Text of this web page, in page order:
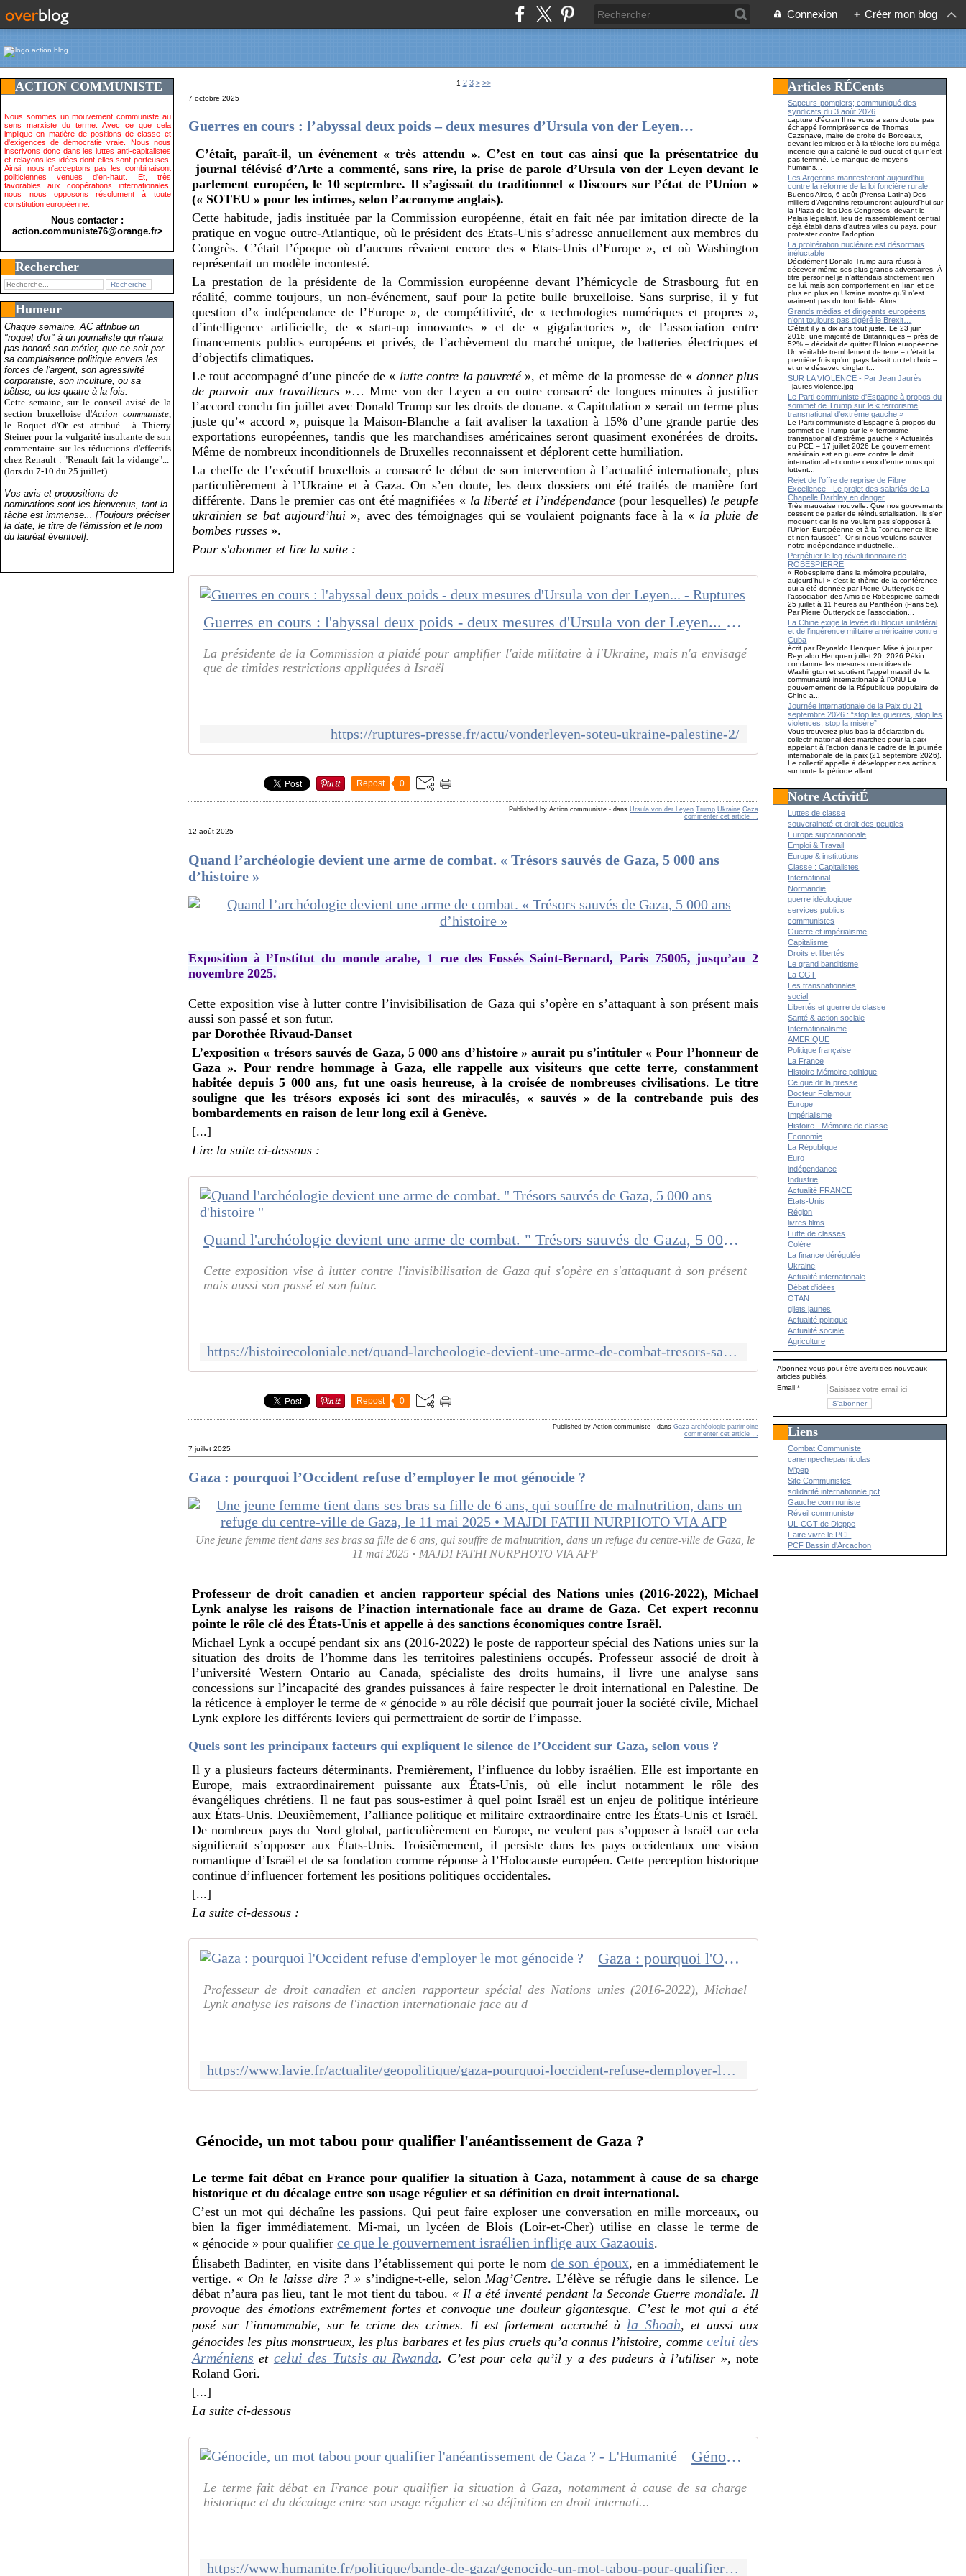
Connexion + Créer mon blog
ACTION COMMUNISTE
Nous sommes un mouvement communiste au
sens marxiste du terme. Avec ce que cela
implique en matière de positions de classe et
d'exigences de démocratie vraie. Nous nous
inscrivons donc dans les luttes anti-capitalistes
et relayons les idées dont elles sont porteuses.
Ainsi, nous n'acceptons pas les combinaisont
politiciennes venues d'en-haut. Et, très
favorables aux coopérations internationales,
nous nous opposons résolument à toute
constitution européenne.
Nous contacter :
action.communiste76@orange.fr>
Rechercher
Humeur
Chaque semaine, AC attribue un
"roquet d'or" à un journaliste qui n'aura
pas honoré son métier, que ce soit par
sa complaisance politique envers les
forces de l'argent, son agressivité
corporatiste, son inculture, ou sa
bêtise, ou les quatre à la fois.
Cette semaine, sur le conseil avisé de la
section bruxelloise d'Action communiste,
le Roquet d'Or est attribué
à Thierry
Steiner pour la vulgarité insultante de son
commentaire sur les réductions d'effectifs
chez Renault : "Renault fait la vidange"...
(lors du 7-10 du 25 juillet).
Vos avis et propositions de
nominations sont les bienvenus, tant la
tâche est immense... [Toujours préciser
la date, le titre de l'émission et le nom
du lauréat éventuel].
1 2 3 > >>
7 octobre 2025
Guerres en cours : l’abyssal deux poids – deux mesures d’Ursula von der Leyen…
C’était, paraît-il, un événement « très attendu ». C’est en tout cas ainsi que la présentatrice du
journal télévisé d’Arte a commenté, sans rire, la prise de parole d’Ursula von der Leyen devant le
parlement européen, le 10 septembre. Il s’agissait du traditionnel « Discours sur l’état de l’Union »
(« SOTEU » pour les intimes, selon l’acronyme anglais).
Cette habitude, jadis instituée par la Commission européenne, était en fait née par imitation directe de la
pratique en vogue outre-Atlantique, où le président des Etats-Unis s’adresse annuellement aux membres du
Congrès. C’était l’époque où d’aucuns rêvaient encore des « Etats-Unis d’Europe », et où Washington
représentait un modèle incontesté.
La prestation de la présidente de la Commission européenne devant l’hémicycle de Strasbourg fut en
réalité, comme toujours, un non-événement, sauf pour la petite bulle bruxelloise. Sans surprise, il y fut
question d’« indépendance de l’Europe », de compétitivité, de « technologies numériques et propres »,
d’intelligence artificielle, de « start-up innovantes » et de « gigafactories », de l’association entre
financements publics européens et privés, de l’achèvement du marché unique, de batteries électriques et
d’objectifs climatiques.
Le tout accompagné d’une pincée de « lutte contre la pauvreté», et même de la promesse de « donner plus
de pouvoir aux travailleurs »… Mme von der Leyen a en outre consacré de longues minutes à justifier
l’accord conclu fin juillet avec Donald Trump sur les droits de douane. « Capitulation » serait un terme plus
juste qu’« accord », puisque la Maison-Blanche a fait avaliser la taxation à 15% d’une grande partie des
exportations européennes, tandis que les marchandises américaines seront quasiment exonérées de droits.
Même de nombreux inconditionnels de Bruxelles reconnaissent et déplorent cette humiliation.
La cheffe de l’exécutif bruxellois a consacré le début de son intervention à l’actualité internationale, plus
particulièrement à l’Ukraine et à Gaza. On s’en doute, les deux dossiers ont été traités de manière fort
différente. Dans le premier cas ont été magnifiées « la liberté et l’indépendance(pour lesquelles) le peuple
ukrainien se bat aujourd’hui », avec des témoignages qui se voulaient poignants face à la « la pluie de
bombes russes ».
Pour s'abonner et lire la suite :
Guerres en cours : l'abyssal deux poids - deux mesures d'Ursula von der Leyen... - Ruptures
La présidente de la Commission a plaidé pour amplifier l'aide militaire à l'Ukraine, mais n'a envisagé
que de timides restrictions appliquées à Israël
https://ruptures-presse.fr/actu/vonderleyen-soteu-ukraine-palestine-2/
Repost 0
Published by Action communiste - dansUrsula von der Leyen Trump Ukraine Gaza
commenter cet article …
12 août 2025
Quand l’archéologie devient une arme de combat. « Trésors sauvés de Gaza, 5 000 ans
d’histoire »
Exposition à l’Institut du monde arabe, 1 rue des Fossés Saint-Bernard, Paris 75005, jusqu’au 2
novembre 2025.
Cette exposition vise à lutter contre l’invisibilisation de Gaza qui s’opère en s’attaquant à son présent mais
aussi son passé et son futur.
par Dorothée Rivaud-Danset
L’exposition « trésors sauvés de Gaza, 5 000 ans d’histoire » aurait pu s’intituler « Pour l’honneur de
Gaza ». Pour rendre hommage à Gaza, elle rappelle aux visiteurs que cette terre, constamment
habitée depuis 5 000 ans, fut une oasis heureuse, à la croisée de nombreuses civilisations. Le titre
souligne que les trésors exposés ici sont des miraculés, « sauvés » de la contrebande puis des
bombardements en raison de leur long exil à Genève.
[...]
Lire la suite ci-dessous :
Quand l'archéologie devient une arme de combat. " Trésors sauvés de Gaza, 5 000 ans d'histoire "
Cette exposition vise à lutter contre l'invisibilisation de Gaza qui s'opère en s'attaquant à son présent
mais aussi son passé et son futur.
https://histoirecoloniale.net/quand-larcheologie-devient-une-arme-de-combat-tresors-sauves-de-gaza-5-000-ans-dhistoire-une-exposition-a-linstitut-du-monde-arabe-ima-a-paris/
Repost 0
Published by Action communiste - dansGaza archéologie patrimoine
commenter cet article …
7 juillet 2025
Gaza : pourquoi l’Occident refuse d’employer le mot génocide ?
Une jeune femme tient dans ses bras sa fille de 6 ans, qui souffre de malnutrition, dans un refuge du centre-ville de Gaza, le
11 mai 2025 • MAJDI FATHI NURPHOTO VIA AFP
Professeur de droit canadien et ancien rapporteur spécial des Nations unies (2016-2022), Michael
Lynk analyse les raisons de l’inaction internationale face au drame de Gaza. Cet expert reconnu
pointe le rôle clé des États-Unis et appelle à des sanctions économiques contre Israël.
Michael Lynk a occupé pendant six ans (2016-2022) le poste de rapporteur spécial des Nations unies sur la
situation des droits de l’homme dans les territoires palestiniens occupés. Professeur associé de droit à
l’université Western Ontario au Canada, spécialiste des droits humains, il livre une analyse sans
concessions sur l’incapacité des grandes puissances à faire respecter le droit international en Palestine. De
la réticence à employer le terme de « génocide » au rôle décisif que pourrait jouer la société civile, Michael
Lynk explore les différents leviers qui permettraient de sortir de l’impasse.
Quels sont les principaux facteurs qui expliquent le silence de l’Occident sur Gaza, selon vous ?
Il y a plusieurs facteurs déterminants. Premièrement, l’influence du lobby israélien. Elle est importante en
Europe, mais extraordinairement puissante aux États-Unis, où elle inclut notamment le rôle des
évangéliques chrétiens. Il ne faut pas sous-estimer à quel point Israël est un enjeu de politique intérieure
aux États-Unis. Deuxièmement, l’alliance politique et militaire extraordinaire entre les États-Unis et Israël.
De nombreux pays du Nord global, particulièrement en Europe, ne veulent pas s’opposer à Israël car cela
signifierait s’opposer aux États-Unis. Troisièmement, il persiste dans les pays occidentaux une vision
romantique d’Israël et de sa fondation comme réponse à l’Holocauste européen. Cette perception historique
continue d’influencer fortement les positions politiques occidentales.
[...]
La suite ci-dessous :
Gaza : pourquoi l'Occident refuse d'employer le mot génocide ?
Professeur de droit canadien et ancien rapporteur spécial des Nations unies (2016-2022), Michael
Lynk analyse les raisons de l'inaction internationale face au d
https://www.lavie.fr/actualite/geopolitique/gaza-pourquoi-loccident-refuse-demployer-le-mot-genocide-99584.php
Génocide, un mot tabou pour qualifier l'anéantissement de Gaza ?
Le terme fait débat en France pour qualifier la situation à Gaza, notamment à cause de sa charge
historique et du décalage entre son usage régulier et sa définition en droit international.
C’est un mot qui déchaîne les passions. Qui peut faire exploser une conversation en mille morceaux, ou
bien la figer immédiatement. Mi-mai, un lycéen de Blois (Loir-et-Cher) utilise en classe le terme de
« génocide » pour qualifierce que le gouvernement israélien inflige aux Gazaouis.
Élisabeth Badinter, en visite dans l’établissement qui porte le nomde son époux, en a immédiatement le
vertige. « On le laisse dire ? » s’indigne-t-elle, selon Mag’Centre. L’élève se réfugie dans le silence. Le
débat n’aura pas lieu, tant le mot tient du tabou. « Il a été inventé pendant la Seconde Guerre mondiale. Il
provoque des émotions extrêmement fortes et convoque une douleur gigantesque. C’est le mot qui a été
posé sur l’innommable, sur le crime des crimes. Il est fortement accroché à la Shoah, et aussi aux
génocides les plus monstrueux, les plus barbares et les plus cruels qu’a connus l’histoire, comme celui des
Arméniens et celui des Tutsis au Rwanda. C’est pour cela qu’il y a des pudeurs à l’utiliser », note
Roland Gori.
[...]
La suite ci-dessous
Génocide, un mot tabou pour qualifier l'anéantissement de Gaza ? - L'Humanité
Le terme fait débat en France pour qualifier la situation à Gaza, notamment à cause de sa charge
historique et du décalage entre son usage régulier et sa définition en droit internati...
https://www.humanite.fr/politique/bande-de-gaza/genocide-un-mot-tabou-pour-qualifier-laneantissement-de-gaza
Articles RÉCents
Sapeurs-pompiers; communiqué des
syndicats du 3 août 2026
capture d'écran Il ne vous a sans doute pas
échappé l'omniprésence de Thomas
Cazenave, maire de droite de Bordeaux,
devant les micros et à la téloche lors du méga-
incendie qui a calciné le sud-ouest et qui n'est
pas terminé. Le manque de moyens
humains...
Les Argentins manifesteront aujourd'hui
contre la réforme de la loi foncière rurale.
Buenos Aires, 6 août (Prensa Latina) Des
milliers d'Argentins retourneront aujourd'hui sur
la Plaza de los Dos Congresos, devant le
Palais législatif, lieu de rassemblement central
déjà établi dans d'autres villes du pays, pour
protester contre l'adoption...
La prolifération nucléaire est désormais
inéluctable
Décidément Donald Trump aura réussi à
décevoir même ses plus grands adversaires. À
titre personnel je n'attendais strictement rien
de lui, mais son comportement en Iran et de
plus en plus en Ukraine montre qu'il n'est
vraiment pas du tout fiable. Alors...
Grands médias et dirigeants européens
n’ont toujours pas digéré le Brexit…
C’était il y a dix ans tout juste. Le 23 juin
2016, une majorité de Britanniques – près de
52% – décidait de quitter l’Union européenne.
Un véritable tremblement de terre – c’était la
première fois qu’un pays faisait un tel choix –
et une désaveu cinglant...
SUR LA VIOLENCE - Par Jean Jaurès
- jaures-violence.jpg
Le Parti communiste d'Espagne à propos du
sommet de Trump sur le « terrorisme
transnational d'extrême gauche »
Le Parti communiste d'Espagne à propos du
sommet de Trump sur le « terrorisme
transnational d'extrême gauche » Actualités
du PCE – 17 juillet 2026 Le gouvernement
américain est en guerre contre le droit
international et contre ceux d'entre nous qui
luttent...
Rejet de l’offre de reprise de Fibre
Excellence - Le projet des salariés de La
Chapelle Darblay en danger
Très mauvaise nouvelle. Que nos gouvernants
cessent de parler de réindustrialisation. Ils s'en
moquent car ils ne veulent pas s'opposer à
l'Union Européenne et à la "concurrence libre
et non faussée". Or si nous voulons sauver
notre indépendance industrielle...
Perpétuer le leg révolutionnaire de
ROBESPIERRE
« Robespierre dans la mémoire populaire,
aujourd’hui » c’est le thème de la conférence
qui a été donnée par Pierre Outteryck de
l’association des Amis de Robespierre samedi
25 juillet à 11 heures au Panthéon (Paris 5e).
Par Pierre Outteryck de l’association...
La Chine exige la levée du blocus unilatéral
et de l’ingérence militaire américaine contre
Cuba
écrit par Reynaldo Henquen Mise à jour par
Reynaldo Henquen juillet 20, 2026 Pékin
condamne les mesures coercitives de
Washington et soutient l’appel massif de la
communauté internationale à l’ONU Le
gouvernement de la République populaire de
Chine a...
Journée internationale de la Paix du 21
septembre 2026 : “stop les guerres, stop les
violences, stop la misère”
Vous trouverez plus bas la déclaration du
collectif national des marches pour la paix
appelant à l'action dans le cadre de la journée
internationale de la paix (21 septembre 2026).
Le collectif appelle à développer des actions
sur toute la période allant...
Notre ActivitÉ
Luttes de classe
souveraineté et droit des peuples
Europe supranationale
Emploi & Travail
Europe & institutions
Classe : Capitalistes
International
Normandie
guerre idéologique
services publics
communistes
Guerre et impérialisme
Capitalisme
Droits et libertés
Le grand banditisme
La CGT
Les transnationales
social
Libertés et guerre de classe
Santé & action sociale
Internationalisme
AMERIQUE
Politique française
La France
Histoire Mémoire politique
Ce que dit la presse
Docteur Folamour
Europe
Impérialisme
Histoire - Mémoire de classe
Economie
La République
Euro
indépendance
Industrie
Actualité FRANCE
Etats-Unis
Région
livres films
Lutte de classes
Colère
La finance dérégulée
Ukraine
Actualité internationale
Débat d'idées
OTAN
gilets jaunes
Actualité politique
Actualité sociale
Agriculture
Abonnez-vous pour être averti des nouveaux
articles publiés.
Email
Liens
Combat Communiste
canempechepasnicolas
M'pep
Site Communistes
solidarité internationale pcf
Gauche communiste
Réveil communiste
UL-CGT de Dieppe
Faire vivre le PCF
PCF Bassin d'Arcachon